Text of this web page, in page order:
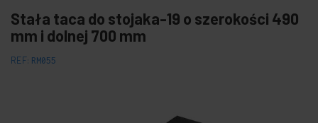
Stała taca do stojaka-19 o szerokości 490
mm i dolnej 700 mm
REF: RM055